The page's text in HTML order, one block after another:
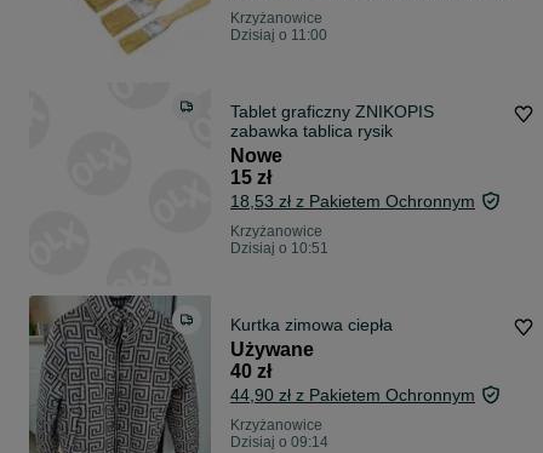
Krzyżanowice
Dzisiaj o 11:00
Tablet graficzny ZNIKOPIS
zabawka tablica rysik
Nowe
15 zł
18,53 zł z Pakietem Ochronnym
Krzyżanowice
Dzisiaj o 10:51
Kurtka zimowa ciepła
Używane
40 zł
44,90 zł z Pakietem Ochronnym
Krzyżanowice
Dzisiaj o 09:14